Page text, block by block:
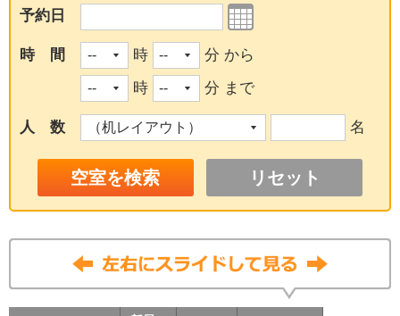
予約日
時 間 時
分 から
時
分 まで
人 数 名
リセット